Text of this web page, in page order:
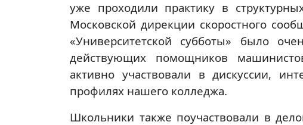
уже проходили практику в
Московской дирекции скоростного
«Университетской субботы» было
действующих помощников
активно участвовали в дискуссии,
профилях нашего колледжа.
Школьники также поучаствовали в